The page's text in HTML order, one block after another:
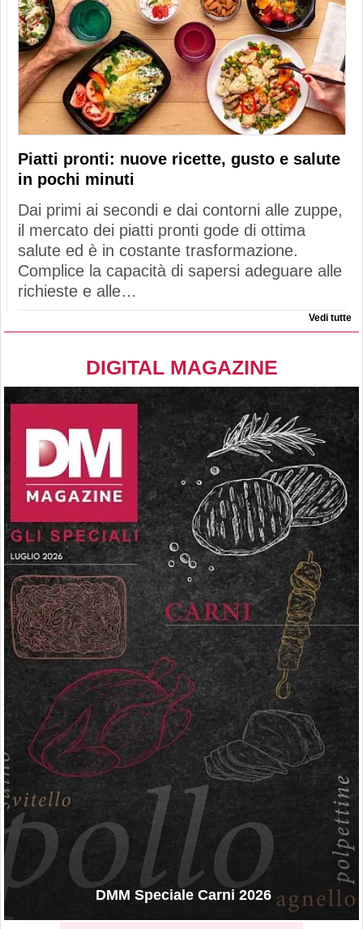
Piatti pronti: nuove ricette, gusto e salute
in pochi minuti
Dai primi ai secondi e dai contorni alle zuppe,
il mercato dei piatti pronti gode di ottima
salute ed è in costante trasformazione.
Complice la capacità di sapersi adeguare alle
richieste e alle…
Vedi tutte
DIGITAL MAGAZINE
DMM Speciale Carni 2026